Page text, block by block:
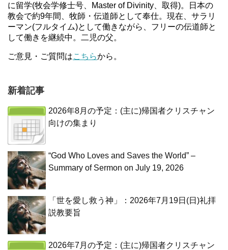
に留学(牧会学修士号、Master of Divinity、取得)。日本の
教会で約9年間、牧師・伝道師として奉仕。現在、サラリ
ーマン(フルタイム)として働きながら、フリーの伝道師と
して働きを継続中。二児の父。
ご意見・ご質問はこちらから。
新着記事
2026年8月の予定：(主に)帰国者クリスチャン
向けの集まり
“God Who Loves and Saves the World” –
Summary of Sermon on July 19, 2026
「世を愛し救う神」：2026年7月19日(日)礼拝
説教要旨
2026年7月の予定：(主に)帰国者クリスチャン